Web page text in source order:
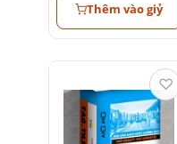
Thêm vào giỷ
♡